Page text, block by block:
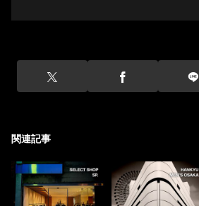
関連記事